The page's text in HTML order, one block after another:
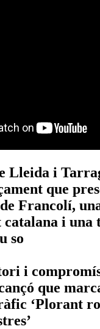
Lleida i
que
Francolí,
i una
so
i
que
‘Plorant